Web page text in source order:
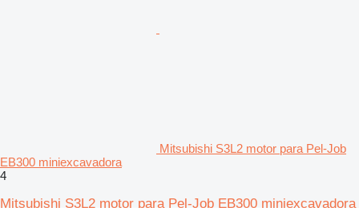
Mitsubishi S3L2 motor para Pel-Job
EB300 miniexcavadora
4
Mitsubishi S3L2 motor para Pel-Job EB300 miniexcavadora